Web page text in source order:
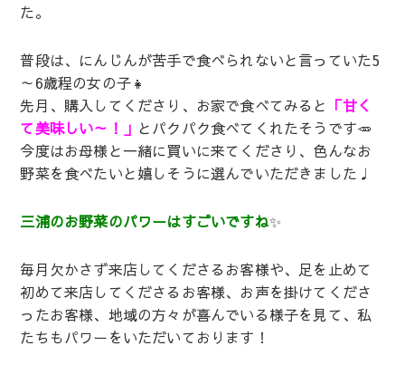
た。
普段は、にんじんが苦手で食べられないと言っていた5
～6歳程の女の子👧
先月、購入してくださり、お家で食べてみると 「甘く
て美味しい～！」 とパクパク食べてくれたそうです🥕
今度はお母様と一緒に買いに来てくださり、色んなお
野菜を食べたいと嬉しそうに選んでいただきました♩
三浦のお野菜のパワーはすごいですね✨
毎月欠かさず来店してくださるお客様や、足を止めて
初めて来店してくださるお客様、お声を掛けてくださ
ったお客様、地域の方々が喜んでいる様子を見て、私
たちもパワーをいただいております！